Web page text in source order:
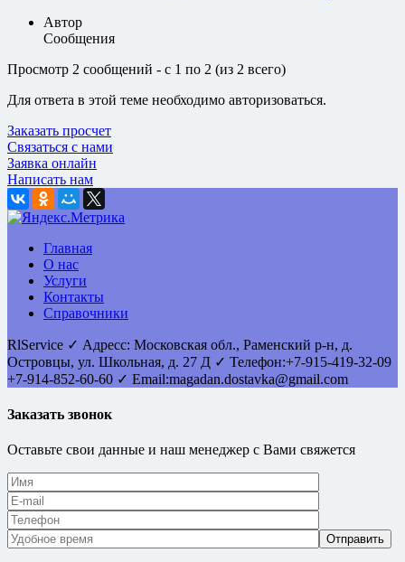
Автор
Сообщения
Просмотр 2 сообщений - с 1 по 2 (из 2 всего)
Для ответа в этой теме необходимо авторизоваться.
Заказать просчет
Связаться с нами
Заявка онлайн
Написать нам
Главная
О нас
Услуги
Контакты
Справочники
RlService ✓ Адресс: Московская обл., Раменский р-н, д.
Островцы, ул. Школьная, д. 27 Д ✓ Телефон:+7-915-419-32-09
+7-914-852-60-60 ✓ Email:magadan.dostavka@gmail.com
Заказать звонок
Оставьте свои данные и наш менеджер с Вами свяжется